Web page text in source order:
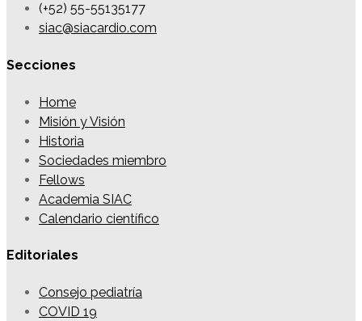
(+52) 55-55135177
siac@siacardio.com
Secciones
Home
Misión y Visión
Historia
Sociedades miembro
Fellows
Academia SIAC
Calendario científico
Editoriales
Consejo pediatría
COVID 19